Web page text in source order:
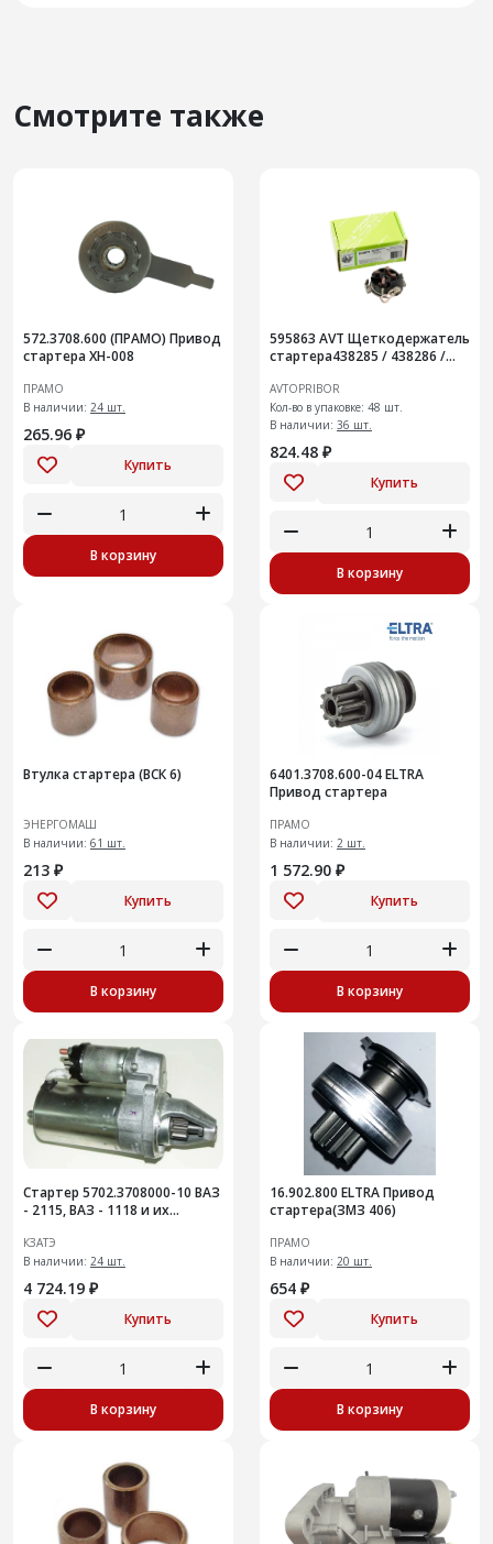
Смотрите также
572.3708.600 (ПРАМО) Привод
стартера XH-008
ПРАМО
В наличии: 24 шт.
265.96 ₽
Купить
В корзину
595863 AVT Щеткодержатель
стартера438285 / 438286 /
1,6l 8vVesta
AVTOPRIBOR
Кол-во в упаковке: 48 шт.
В наличии: 36 шт.
824.48 ₽
Купить
В корзину
Втулка стартера (ВСК 6)
ЭНЕРГОМАШ
В наличии: 61 шт.
213 ₽
Купить
В корзину
6401.3708.600-04 ELTRA
Привод стартера
ПРАМО
В наличии: 2 шт.
1 572.90 ₽
Купить
В корзину
Стартер 5702.3708000-10 ВАЗ
- 2115, ВАЗ - 1118 и их
коробкой передач)
КЗАТЭ
В наличии: 24 шт.
4 724.19 ₽
Купить
В корзину
16.902.800 ELTRA Привод
стартера(ЗМЗ 406)
ПРАМО
В наличии: 20 шт.
654 ₽
Купить
В корзину